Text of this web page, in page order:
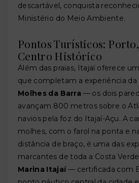
descartável, conquista
Ministério do Meio Ambiente.
Pontos Turísticos:
Centro Histórico
Além das praias, Itajaí oferece
que completam a experiência da
Molhes da Barra — os dois
avançam 800 metros sobre o
navios pela foz do Itajaí-Açu. A
molhes, com o farol na ponta e
distância de braço, é uma das
marcantes de toda a Costa
Marina Itajaí— certificada com